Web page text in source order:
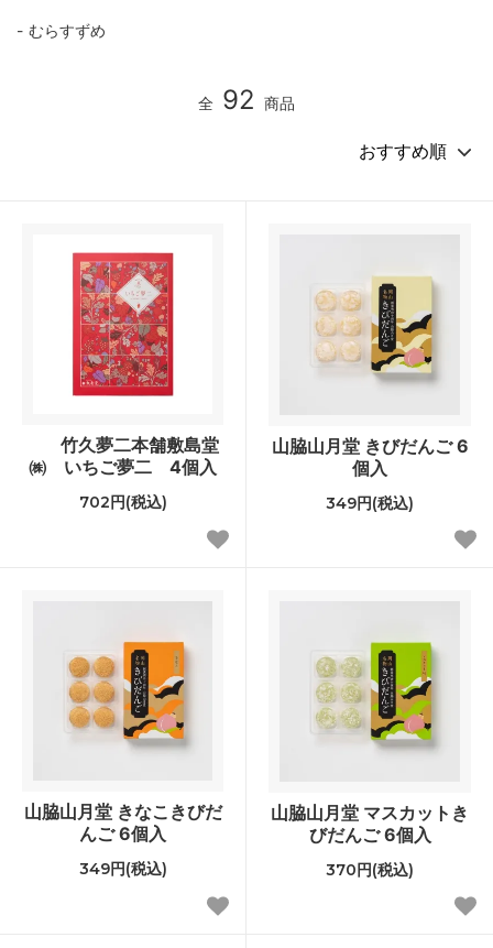
むらすずめ
全 92 商品
竹久夢二本舗敷島堂
㈱ いちご夢二 4個入
702円(税込)
山脇山月堂 きびだんご 6
個入
349円(税込)
山脇山月堂 きなこきびだ
んご 6個入
349円(税込)
山脇山月堂 マスカットき
びだんご 6個入
370円(税込)